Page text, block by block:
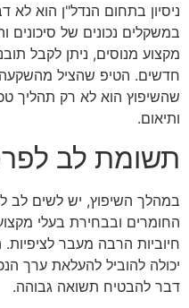
ניסיון בתחום הנדל"ן הוא לא
במשקלים נכונים של סיכונים
מקצוע מנוסים, ניתן לקבל
חדשים. הטיפ שהציל
שהשיפוץ הוא לא רק תהליך
ותיאום.
תשומת לב
במהלך השיפוץ, יש לשים לב
החומרים ובבחירת בעלי
חיוביות הרבה מעבר
יכולה להוביל להעלאת ערך
דבר להבטיח תשואה גבוהה.